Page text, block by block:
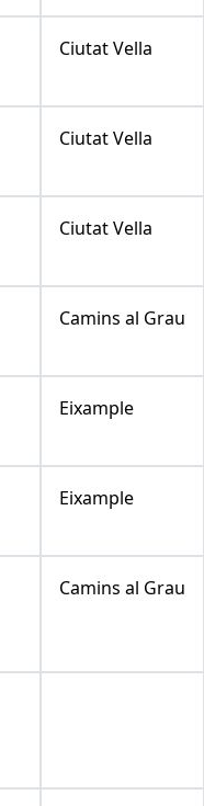
Ciutat Vella
Ciutat Vella
Ciutat Vella
Camins al Grau
Eixample
Eixample
Camins al Grau